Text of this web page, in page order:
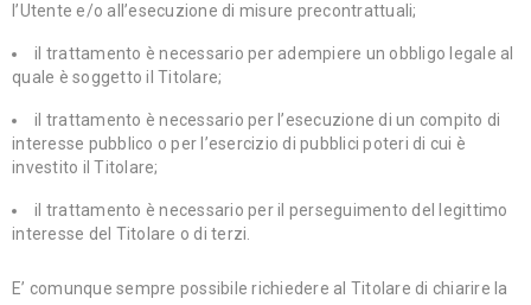
l’Utente e/o all’esecuzione di misure precontrattuali;
il trattamento è necessario per adempiere un obbligo legale al
quale è soggetto il Titolare;
il trattamento è necessario per l’esecuzione di un compito di
interesse pubblico o per l’esercizio di pubblici poteri di cui è
investito il Titolare;
il trattamento è necessario per il perseguimento del legittimo
interesse del Titolare o di terzi.
E’ comunque sempre possibile richiedere al Titolare di chiarire la